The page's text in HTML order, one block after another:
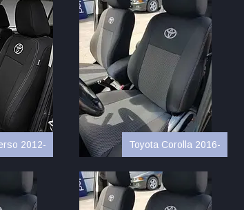
2012- Toyota Corolla 2016-